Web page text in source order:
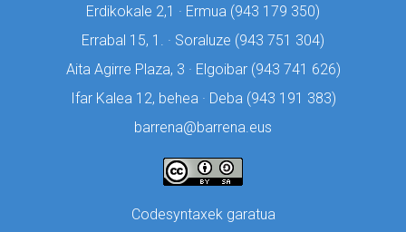
Erdikokale 2,1 · Ermua (943 179 350)
Errabal 15, 1. · Soraluze (943 751 304)
Aita Agirre Plaza, 3 · Elgoibar (943 741 626)
Ifar Kalea 12, behea · Deba (943 191 383)
barrena@barrena.eus
Codesyntaxek garatua